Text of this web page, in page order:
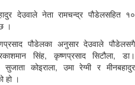
देउवाले नेता रामचन्द्र पौडेलसहित १०
।
पौडेलका अनुसार देउवाले पौडेलसगै
सिंह, कृष्णप्रसाद सिटौला, डा।
कोइराला, उमा रेग्मी र मीनबहादुर
हो ।